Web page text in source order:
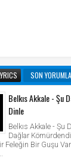
SON
Belkıs Akkale - Şu
Dinle
Belkıs Akkale - Şu
Dağlar
Feleğin Bir Guşu